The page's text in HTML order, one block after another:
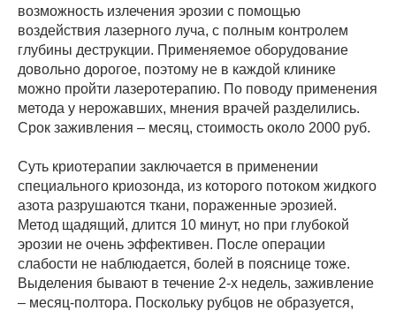
возможность излечения эрозии с помощью
воздействия лазерного луча, с полным контролем
глубины деструкции. Применяемое оборудование
довольно дорогое, поэтому не в каждой клинике
можно пройти лазеротерапию. По поводу применения
метода у нерожавших, мнения врачей разделились.
Срок заживления – месяц, стоимость около 2000 руб.
Суть криотерапии заключается в применении
специального криозонда, из которого потоком жидкого
азота разрушаются ткани, пораженные эрозией.
Метод щадящий, длится 10 минут, но при глубокой
эрозии не очень эффективен. После операции
слабости не наблюдается, болей в пояснице тоже.
Выделения бывают в течение 2-х недель, заживление
– месяц-полтора. Поскольку рубцов не образуется,